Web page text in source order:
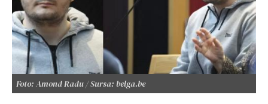
Foto: Amond Radu / Sursa: belga.be